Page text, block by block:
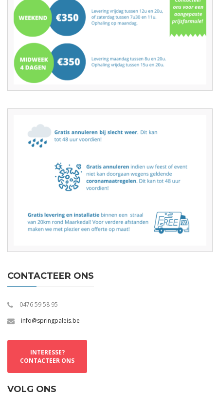
CONTACTEER ONS
0476 59 58 95
info@springpaleis.be
INTERESSE?
CONTACTEER ONS
VOLG ONS